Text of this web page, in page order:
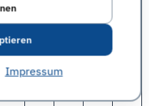
Impressum